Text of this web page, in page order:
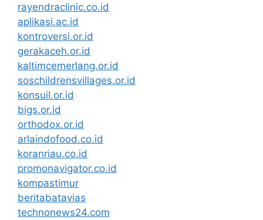
rayendraclinic.co.id
aplikasi.ac.id
kontroversi.or.id
gerakaceh.or.id
kaltimcemerlang.or.id
soschildrensvillages.or.id
konsuil.or.id
bigs.or.id
orthodox.or.id
arlaindofood.co.id
koranriau.co.id
promonavigator.co.id
kompastimur
beritabatavias
technonews24.com